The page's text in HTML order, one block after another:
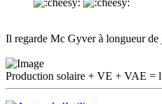
Il regarde Mc Gyver à longueur de
Production solaire + VE + VAE =